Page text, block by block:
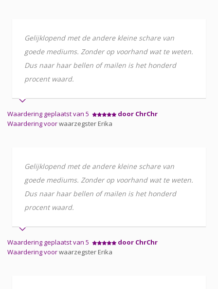
Gelijklopend met de andere kleine schare van
goede mediums. Zonder op voorhand wat te weten.
Dus naar haar bellen of mailen is het honderd
procent waard.
Waardering geplaatst van 5
door ChrChr
Waardering voorwaarzegster Erika
Gelijklopend met de andere kleine schare van
goede mediums. Zonder op voorhand wat te weten.
Dus naar haar bellen of mailen is het honderd
procent waard.
Waardering geplaatst van 5
door ChrChr
Waardering voorwaarzegster Erika